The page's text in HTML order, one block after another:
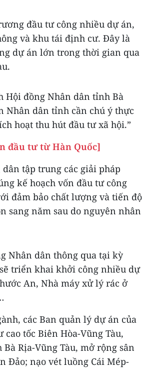
đầu tư công nhiều dự án,
và khu tái định cư. Đây là
dự án lớn trong thời gian qua
Hội đồng Nhân dân tỉnh Bà
Nhân dân tỉnh cần chú ý thực
hoạt thu hút đầu tư xã hội.”
đầu tư từ Hàn Quốc]
tập trung các giải pháp
kế hoạch vốn đầu tư công
đảm bảo chất lượng và tiến độ
sang năm sau do nguyên nhân
Nhân dân thông qua tại kỳ
triển khai khởi công nhiều dự
An, Nhà máy xử lý rác ở
các Ban quản lý dự án của
tốc Biên Hòa-Vũng Tàu,
Rịa-Vũng Tàu, mở rộng sân
Đảo; nạo vét luồng Cái Mép-